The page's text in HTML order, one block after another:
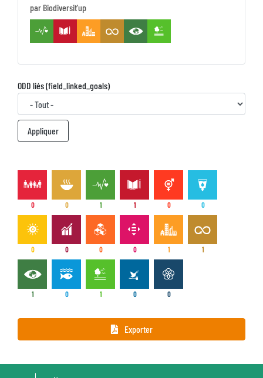
par Biodiversit'up
ODD liés (field_linked_goals)
0 0 1 1 0 0
0 0 0 0 1 1
1 0 1 0 0
Exporter